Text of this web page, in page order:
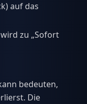
auf das
zu „Sofort
bedeuten,
Die